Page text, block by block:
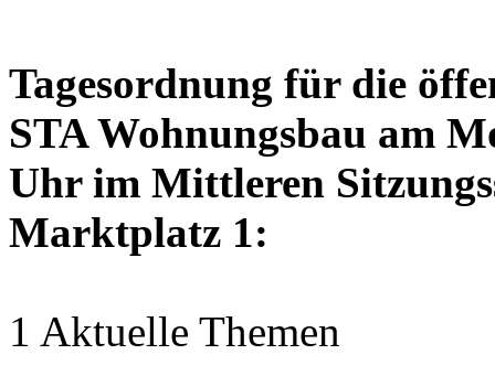
Tagesordnung für die
STA Wohnungsbau am
Uhr im Mittleren
Marktplatz 1:
1 Aktuelle Themen